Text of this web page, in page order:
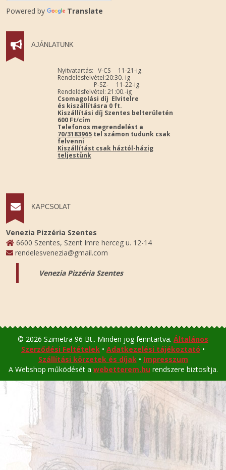
Powered by Translate
AJÁNLATUNK
Nyitvatartás: V-CS 11-21-ig.
Rendelésfelvétel:20:30.-ig
P-SZ- 11-22-ig.
Rendelésfelvétel: 21:00.-ig
Csomagolási díj Elvitelre
és kiszállításra 0 ft.
Kiszállítási díj Szentes belterületén
600 Ft/cím
Telefonos megrendelést a
70/3183965 tel számon tudunk csak
felvenni
Kiszállítást csak háztól-házig
teljestünk
KAPCSOLAT
Venezia Pizzéria Szentes
6600 Szentes, Szent Imre herceg u. 12-14
rendelesvenezia@gmail.com
Venezia Pizzéria Szentes
© 2026 Szimetra 96 Bt.. Minden jog fenntartva. Általános
Szerződési Feltételek • Adatkezelési tájékoztató •
Szállítási körzetek és díjak• Impresszum
A Webshop működését a webetterem.hu rendszere biztosítja.